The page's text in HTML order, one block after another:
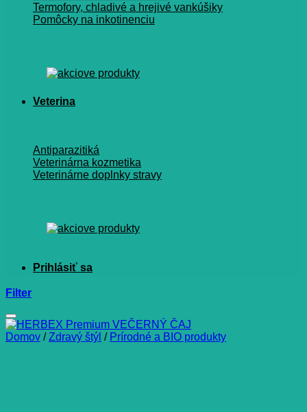
Termofory, chladivé a hrejivé vankúšiky
Pomôcky na inkotinenciu
Veterina
Antiparazitiká
Veterinárna kozmetika
Veterinárne doplnky stravy
Filter
Domov / Zdravý štýl / Prírodné a BIO produkty